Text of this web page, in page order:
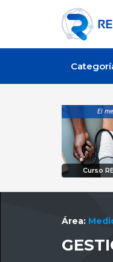
El
Curso
Área: